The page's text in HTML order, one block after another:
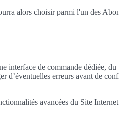
alors choisir parmi l'un des
interface de commande dédiée,
d’éventuelles erreurs avant de
avancées du Site